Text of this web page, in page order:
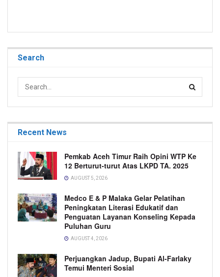
Search
Recent News
Pemkab Aceh Timur Raih Opini WTP Ke
12 Berturut-turut Atas LKPD TA. 2025
AUGUST 5, 2026
Medco E & P Malaka Gelar Pelatihan
Peningkatan Literasi Edukatif dan
Penguatan Layanan Konseling Kepada
Puluhan Guru
AUGUST 4, 2026
Perjuangkan Jadup, Bupati Al-Farlaky
Temui Menteri Sosial